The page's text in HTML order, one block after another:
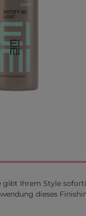
gibt Ihrem Style
dieses